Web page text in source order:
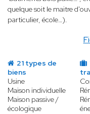
quelque soit le maitre
particulier, école…).
21 types de
biens
Usine
Maison individuelle
Maison passive /
écologique